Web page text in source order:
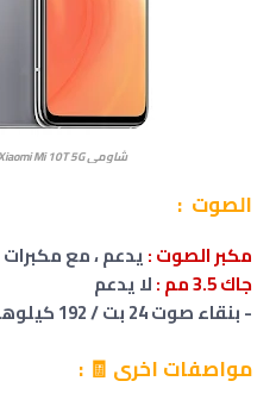
شاومي Xiaomi Mi 10T 5G
الصوت :
مكبر الصوت :يدعم ، مع
جاك 3.5 مم
:لايدعم
- بنقاء صوت 24 بت / 192 كيلوهرتز
مواصفات اخرى 🧾 :